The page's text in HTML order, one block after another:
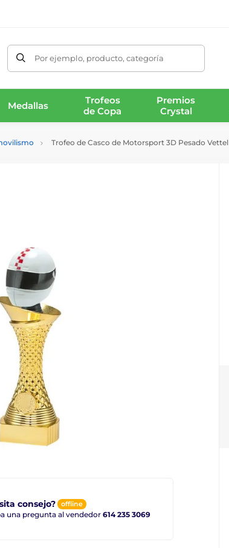
Por ejemplo, producto, categoría
Medallas
Trofeos
de Copa
Premios
Crystal
Trofeo de Casco de Motorsport 3D Pesado Vettel
consejo? offline
una pregunta al vendedor 614 235 3069